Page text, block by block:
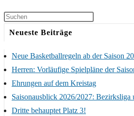
Neueste Beiträge
Neue Basketballregeln ab der Saison
Herren: Vorläufige Spielpläne der
Ehrungen auf dem Kreistag
Saisonausblick 2026/2027: Bezirksliga
Dritte behauptet Platz 3!